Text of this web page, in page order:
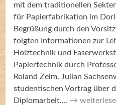
mit dem traditionellen
für Papierfabrikation im
Begrüßung durch den
folgten Informationen zur
Holztechnik und
Papiertechnik durch
Roland Zelm. Julian
studentischen Vortrag über
Diplomarbeit.…